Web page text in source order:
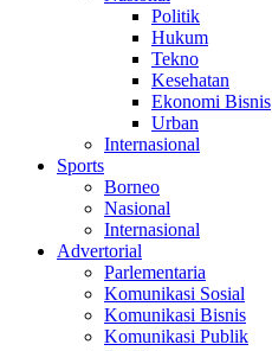
Politik
Hukum
Tekno
Kesehatan
Ekonomi Bisnis
Urban
Internasional
Sports
Borneo
Nasional
Internasional
Advertorial
Parlementaria
Komunikasi Sosial
Komunikasi Bisnis
Komunikasi Publik